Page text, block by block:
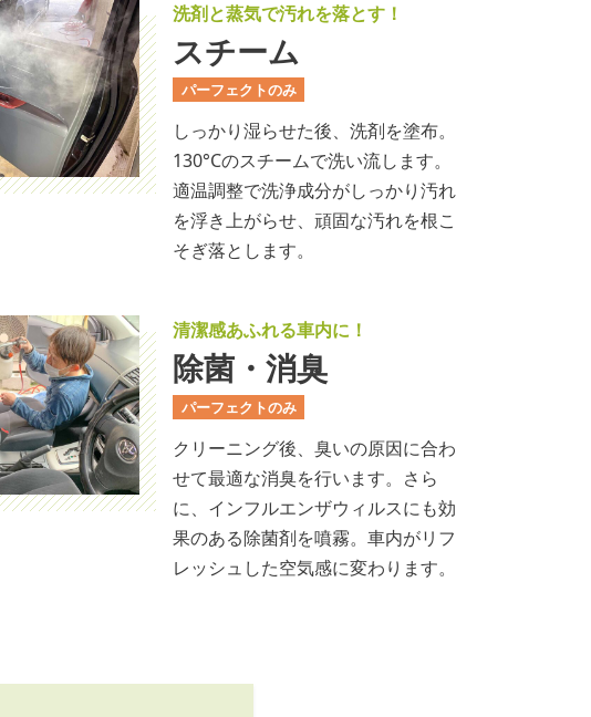
洗剤と蒸気で汚れを落とす！
スチーム
パーフェクトのみ
しっかり湿らせた後、洗剤を塗布。
130°Cのスチームで洗い流します。
適温調整で洗浄成分がしっかり汚れ
を浮き上がらせ、頑固な汚れを根こ
そぎ落とします。
清潔感あふれる車内に！
除菌・消臭
パーフェクトのみ
クリーニング後、臭いの原因に合わ
せて最適な消臭を行います。さら
に、インフルエンザウィルスにも効
果のある除菌剤を噴霧。車内がリフ
レッシュした空気感に変わります。